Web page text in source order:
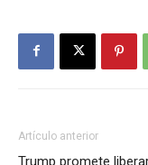
Artículo anterior
Trump promete